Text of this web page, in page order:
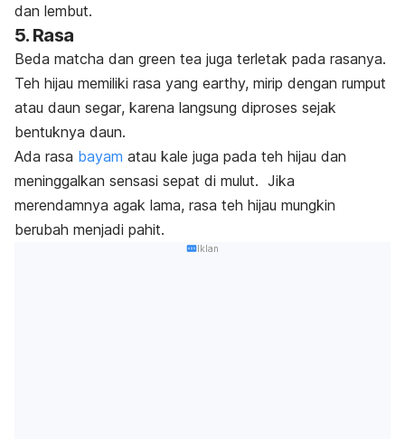
dan lembut.
5. Rasa
Beda matcha dan green tea juga terletak pada rasanya.
Teh hijau memiliki rasa yang earthy, mirip dengan rumput
atau daun segar, karena langsung diproses sejak
bentuknya daun.
Ada rasa bayam atau kale juga pada teh hijau dan
meninggalkan sensasi sepat di mulut. Jika
merendamnya agak lama, rasa teh hijau mungkin
berubah menjadi pahit.
Iklan